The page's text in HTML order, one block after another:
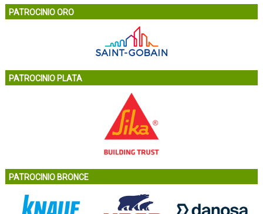
PATROCINIO ORO
PATROCINIO PLATA
PATROCINIO BRONCE